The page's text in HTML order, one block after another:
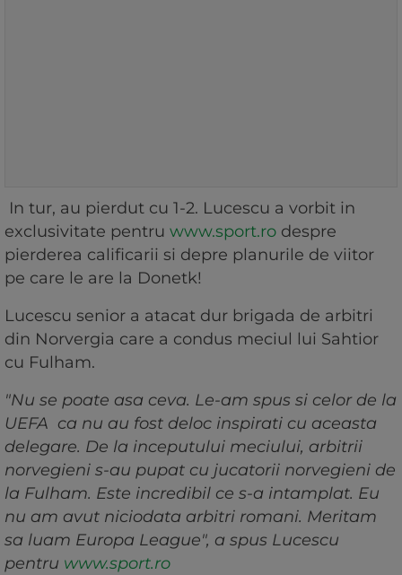
In tur, au pierdut cu 1-2. Lucescu a vorbit in
exclusivitate pentru www.sport.ro despre
pierderea calificarii si depre planurile de viitor
pe care le are la Donetk!
Lucescu senior a atacat dur brigada de arbitri
din Norvergia care a condus meciul lui Sahtior
cu Fulham.
"Nu se poate asa ceva. Le-am spus si celor de la
UEFA ca nu au fost deloc inspirati cu aceasta
delegare. De la inceputului meciului, arbitrii
norvegieni s-au pupat cu jucatorii norvegieni de
la Fulham. Este incredibil ce s-a intamplat. Eu
nu am avut niciodata arbitri romani. Meritam
sa luam Europa League", a spus Lucescu
pentru www.sport.ro